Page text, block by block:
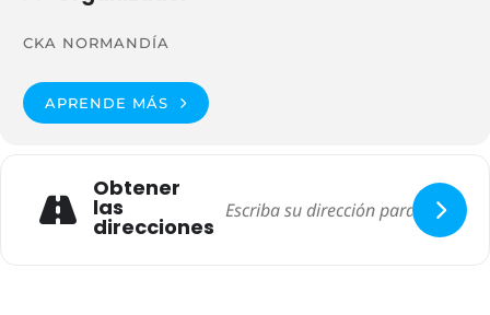
CKA NORMANDÍA
APRENDE MÁS
Obtener
las
direcciones